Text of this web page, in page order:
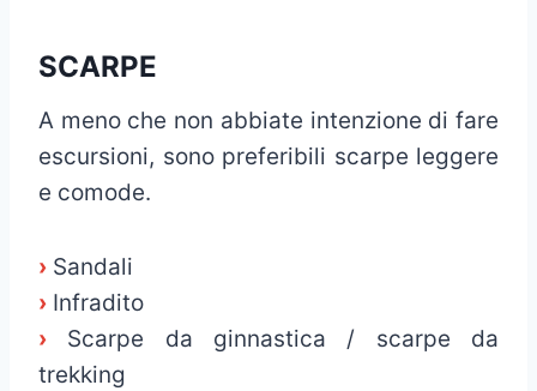
SCARPE
A meno che non abbiate intenzione di fare
escursioni, sono preferibili scarpe leggere
e comode.
› Sandali
› Infradito
›
Scarpe da ginnastica / scarpe da
trekking